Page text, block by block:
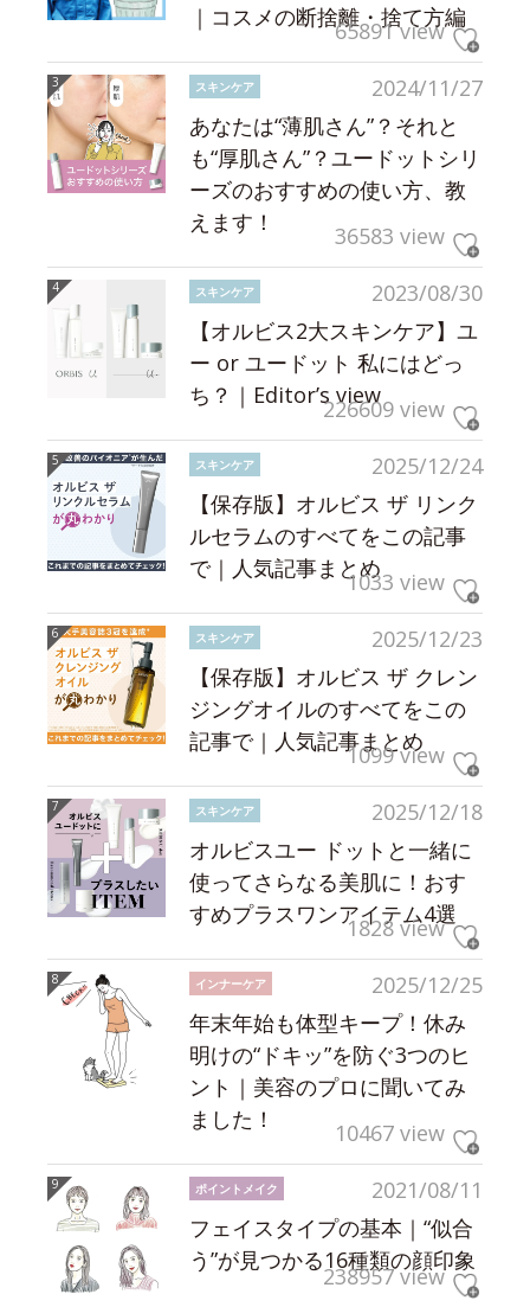
｜コスメの断捨離・捨て方編
65891 view
2024/11/27
スキンケア
あなたは“薄肌さん”？それと
も“厚肌さん”？ユードットシリ
ーズのおすすめの使い方、教
えます！
36583 view
2023/08/30
スキンケア
【オルビス2大スキンケア】ユ
ー or ユードット 私にはどっ
ち？｜Editor’s view226609 view
2025/12/24
スキンケア
【保存版】オルビス ザ リンク
ルセラムのすべてをこの記事
で｜人気記事まとめ1033 view
2025/12/23
スキンケア
【保存版】オルビス ザ クレン
ジングオイルのすべてをこの
記事で｜人気記事まとめ
1099 view
2025/12/18
スキンケア
オルビスユー ドットと一緒に
使ってさらなる美肌に！おす
すめプラスワンアイテム4選
1828 view
2025/12/25
インナーケア
年末年始も体型キープ！休み
明けの“ドキッ”を防ぐ3つのヒ
ント｜美容のプロに聞いてみ
ました！
10467 view
2021/08/11
ポイントメイク
フェイスタイプの基本｜“似合
う”が見つかる16種類の顔印象
238957 view